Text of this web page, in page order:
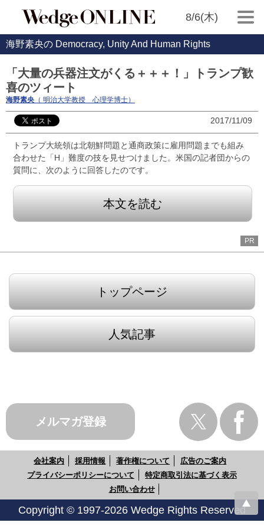
8/6(木)
海野素央の Democracy, Unity And Human Rights
「大量の兵器注文がくる＋＋＋！」トランプ歓
喜のツィート
海野素央 （ 明治大学教授 心理学博士）
2017/11/09
トランプ大統領は北朝鮮問題と通商政策に雇用問題までも組み
合わせた「H」難度の技を見せつけました。米国の記者団からの
質問に、次のように回答したのです。
本文を読む
PR
トップページ
人気記事
メルマガ登録
会社案内 採用情報 著作権について
広告のご案内
プライバシーポリシーについて
特定商取引法に基づく表示
お問い合わせ
Copyright © 1997-2026 Wedge Rights Reserved